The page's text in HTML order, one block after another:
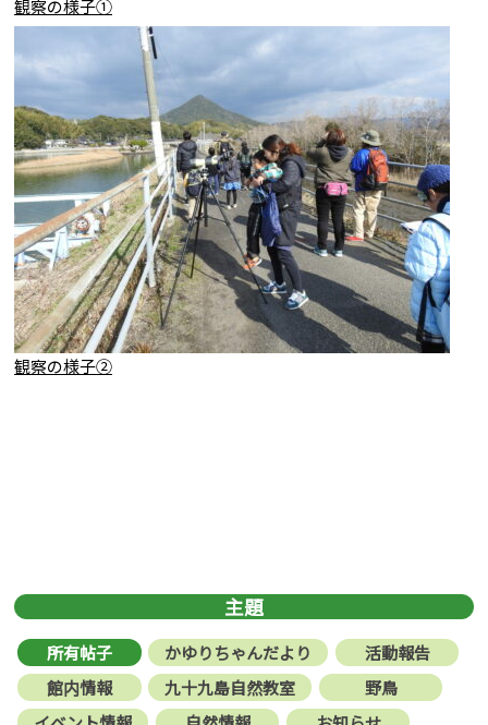
観察の様子①
観察の様子②
主題
所有帖子 かゆりちゃんだより
活動報告
館内情報
九十九島自然教室
野鳥